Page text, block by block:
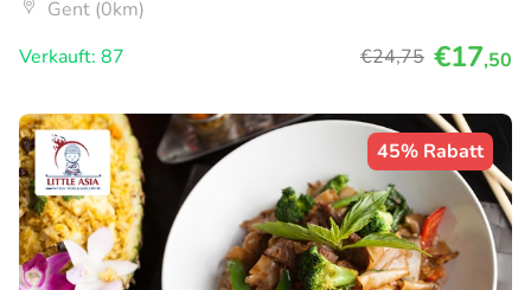
Gent (0km)
Verkauft: 87
€24,75 €17,50
45% Rabatt